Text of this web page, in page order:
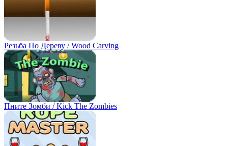
Резьба По Дереву / Wood Carving
Пните Зомби / Kick The Zombies